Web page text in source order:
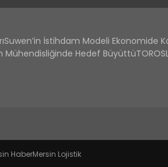
Suwen’in İstihdam Modeli Ekonomide
Mühendisliğinde Hedef Büyüttü
HaberMersin Lojistik